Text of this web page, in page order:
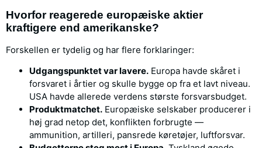
Hvorfor reagerede europæiske aktier
kraftigere end amerikanske?
Forskellen er tydelig og har flere forklaringer:
Udgangspunktet var lavere. Europa havde skåret i
forsvaret i årtier og skulle bygge op fra et lavt niveau.
USA havde allerede verdens største forsvarsbudget.
Produktmatchet. Europæiske selskaber producerer i
høj grad netop det, konflikten forbrugte —
ammunition, artilleri, pansrede køretøjer, luftforsvar.